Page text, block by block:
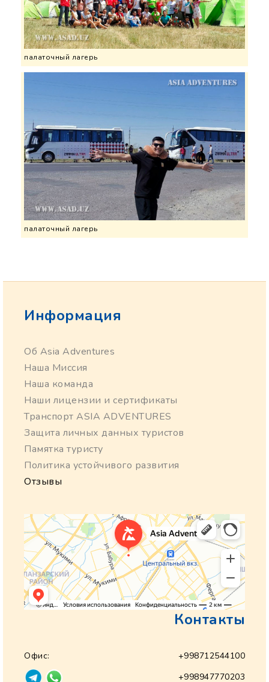
палаточный лагерь
палаточный лагерь
Информация
Об Asia Adventures
Наша Миссия
Наша команда
Наши лицензии и сертификаты
Транспорт ASIA ADVENTURES
Защита личных данных туристов
Памятка туристу
Политика устойчивого развития
Отзывы
Контакты
Офис:
+998712544100
+998947770203